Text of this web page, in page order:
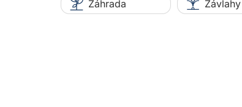
Záhrada Závlahy